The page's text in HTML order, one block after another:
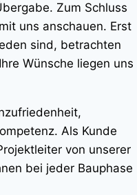
Zum Schluss
uns anschauen. Erst
sind, betrachten
Wünsche liegen uns
Als Kunde
von unserer
bei jeder Bauphase